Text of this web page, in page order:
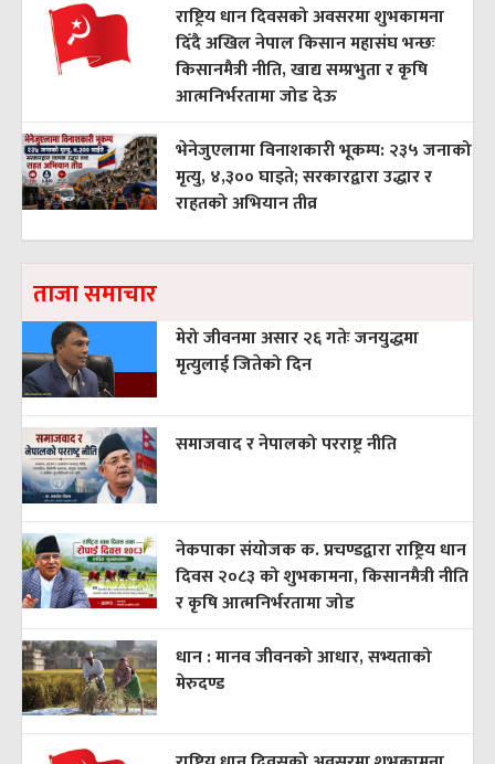
राष्ट्रिय धान दिवसको अवसरमा शुभकामना
दिँदै अखिल नेपाल किसान महासंघ भन्छः
किसानमैत्री नीति, खाद्य सम्प्रभुता र कृषि
आत्मनिर्भरतामा जोड देऊ
भेनेजुएलामा विनाशकारी भूकम्प: २३५ जनाको
मृत्यु, ४,३०० घाइते; सरकारद्वारा उद्धार र
राहतको अभियान तीव्र
ताजा समाचार
मेरो जीवनमा असार २६ गतेः जनयुद्धमा
मृत्युलाई जितेको दिन
समाजवाद र नेपालको परराष्ट्र नीति
नेकपाका संयोजक क. प्रचण्डद्वारा राष्ट्रिय धान
दिवस २०८३ को शुभकामना, किसानमैत्री नीति
र कृषि आत्मनिर्भरतामा जोड
धान : मानव जीवनको आधार, सभ्यताको
मेरुदण्ड